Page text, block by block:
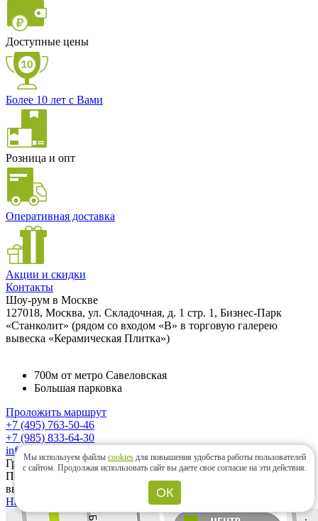
Доступные цены
Более 10 лет с Вами
Розница и опт
Оперативная доставка
Акции и скидки
Контакты
Шоу-рум в Москве
127018, Москва, ул. Складочная, д. 1 стр. 1, Бизнес-Парк
«Станколит» (рядом со входом «B» в торговую галерею
вывеска «Керамическая Плитка»)
700м от метро Савеловская
Большая парковка
Проложить маршрут
+7 (495) 763-50-46
+7 (985) 833-64-30
info@ceramic-center.ru
График работы шоу-рума
Понедельник — Суббота: с 10.00 до 20.00 Воскресенье:
выходной день.
Найти шоу-рум быстро
Мы используем файлы cookies для повышения удобства работы пользователей
с сайтом. Продолжая использовать сайт вы даете свое согласие на эти действия.
ОК